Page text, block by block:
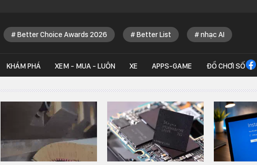
Better Choice Awards 2026 Better List nhạc AI
KHÁM PHÁ XEM - MUA - LUÔN XE APPS-GAME ĐỒ CHƠI SỐ